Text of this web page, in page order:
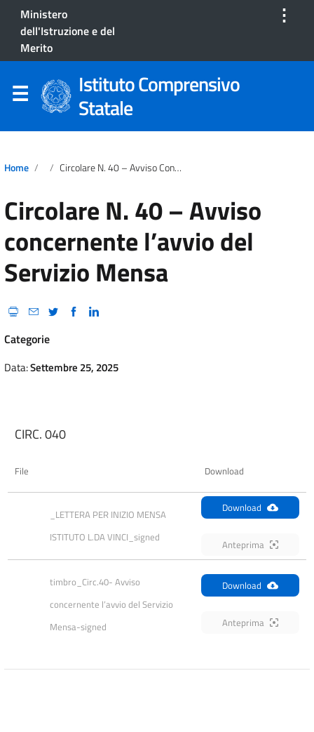
Ministero
dell'Istruzione e del
Merito
⋮
Istituto Comprensivo
Statale
Home Circolare N. 40 – Avviso Concernente L’avvio Del Servizio Mensa
Circolare N. 40 – Avviso
concernente l’avvio del
Servizio Mensa
Categorie
Data:Settembre 25, 2025
CIRC. 040
File Download
_LETTERA PER INIZIO MENSA
ISTITUTO L.DA VINCI_signed
Download
Anteprima
timbro_Circ.40- Avviso
concernente l’avvio del Servizio
Mensa-signed
Download
Anteprima